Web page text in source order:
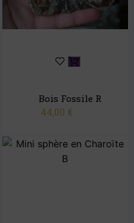
Bois Fossile R
44,00 €